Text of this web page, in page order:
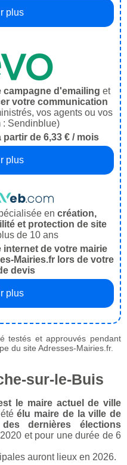
plus
campagne d'emailing et
votre communication
vos agents ou vos
: Sendinblue)
de 6,33 € / mois
plus
en création,
et protection de site
de 10 ans
internet de votre mairie
Mairies.fr lors de votre
devis
plus
testés et approuvés pendant
du site Adresses-Mairies.fr.
sur-le-Buis
le maire actuel de ville
élu maire de la ville de
dernières élections
et pour une durée de 6
auront lieux en 2026.